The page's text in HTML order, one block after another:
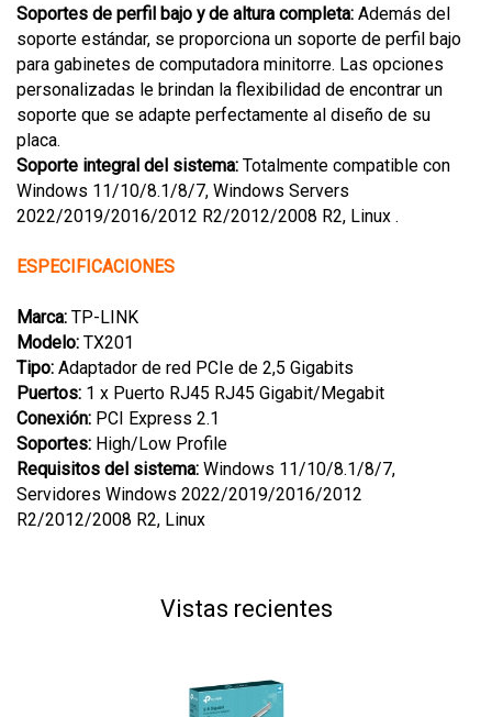
Soportes de perfil bajo y de altura completa: Además del
soporte estándar, se proporciona un soporte de perfil bajo
para gabinetes de computadora minitorre. Las opciones
personalizadas le brindan la flexibilidad de encontrar un
soporte que se adapte perfectamente al diseño de su
placa.
Soporte integral del sistema: Totalmente compatible con
Windows 11/10/8.1/8/7, Windows Servers
2022/2019/2016/2012 R2/2012/2008 R2, Linux .
ESPECIFICACIONES
Marca: TP-LINK
Modelo: TX201
Tipo: Adaptador de red PCIe de 2,5 Gigabits
Puertos: 1 x Puerto RJ45 RJ45 Gigabit/Megabit
Conexión: PCI Express 2.1
Soportes: High/Low Profile
Requisitos del sistema: Windows 11/10/8.1/8/7,
Servidores Windows 2022/2019/2016/2012
R2/2012/2008 R2, Linux
Vistas recientes